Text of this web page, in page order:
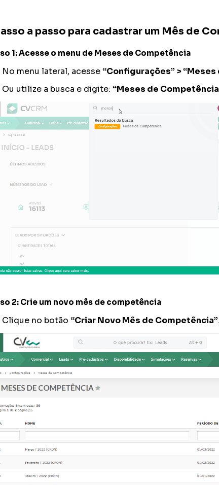
a passo para cadastrar um Mês de
1: Acesse o menu de Meses de Competência
No menu lateral, acesse“Configurações” >“Meses
Ou utilize a busca e digite: “Meses de
2: Crie um novo mês de competência
Clique no botão “Criar Novo Mês de Competência”.